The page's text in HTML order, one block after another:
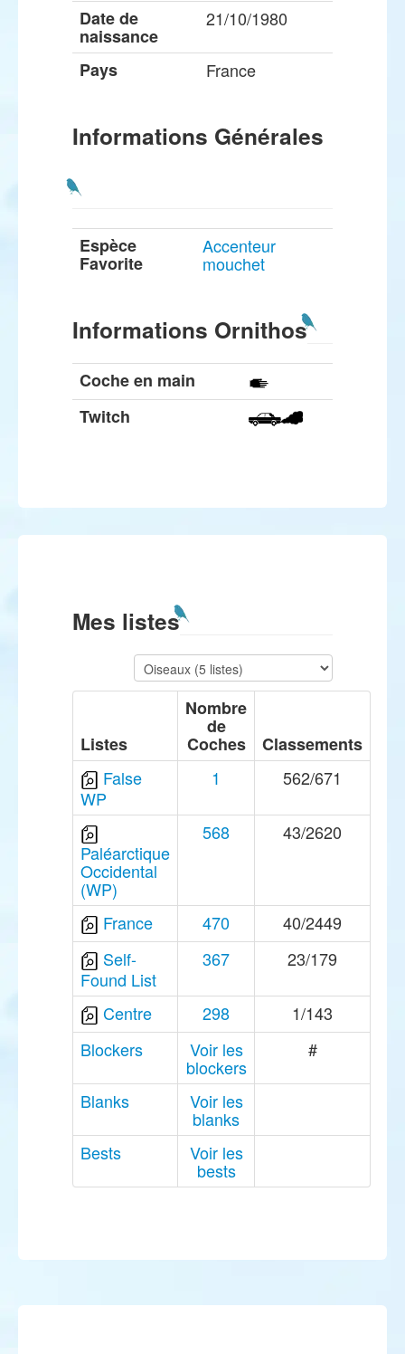
Date de
naissance
21/10/1980
Pays France
Informations Générales
Espèce
Favorite
Accenteur
mouchet
Informations Ornithos
Coche en main
Twitch
Mes listes
Listes
Nombre
de
Coches
Classements
False
WP
1 562/671
Paléarctique
Occidental
(WP)
568 43/2620
France 470
40/2449
Self-
Found List
367 23/179
Centre 298
1/143
Blockers
Voir les
blockers
#
Blanks Voir les
blanks
Bests
Voir les
bests